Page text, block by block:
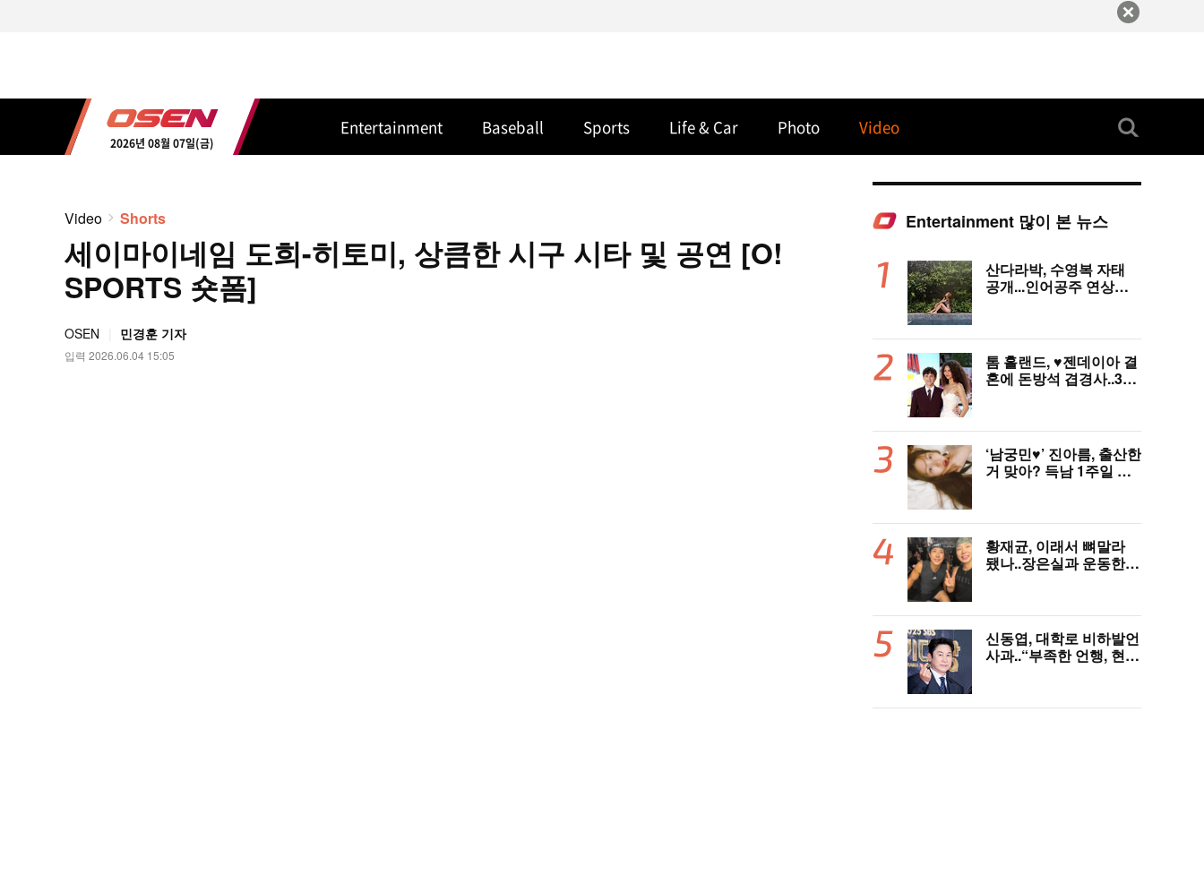
2026년 08월 07일(금)
Entertainment Baseball Sports Life & Car Photo Video
Video Shorts
세이마이네임 도희-히토미, 상큼한 시구 시타 및 공연 [O!
SPORTS 숏폼]
OSEN 민경훈 기자
입력 2026.06.04 15:05
Entertainment 많이 본 뉴스
산다라박, 수영복 자태
공개...인어공주 연상케
톰 홀랜드, ♥︎젠데이아 결
혼에 돈방석 겹경사..350
‘남궁민♥’ 진아름, 출산한
거 맞아? 득남 1주일 만
황재균, 이래서 뼈말라
됐나..장은실과 운동한
신동엽, 대학로 비하발언
사과..“부족한 언행, 현장